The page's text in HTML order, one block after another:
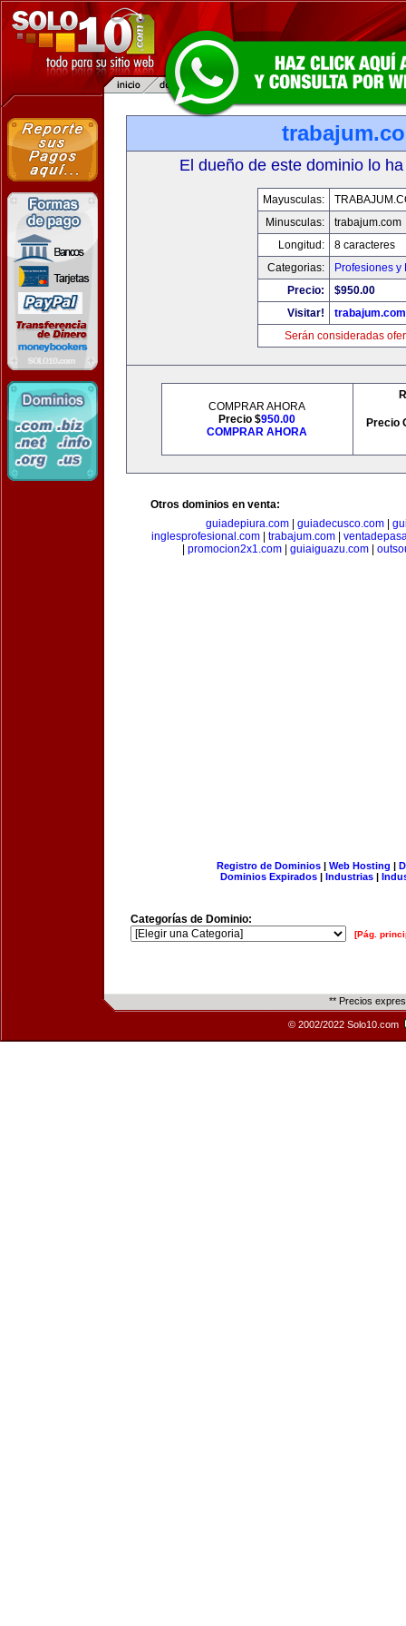
El dueño de este dominio lo
Mayusculas:
Minusculas:
trabajum.com
Longitud:
8 caracteres
Categorias:
Profesiones y
Precio:
$950.00
Visitar!
trabajum.com
Serán consideradas
COMPRAR AHORA
Precio $950.00
COMPRAR AHORA
Precio
Otros dominios en venta:
guiadepiura.com| guiadecusco.com|
inglesprofesional.com| trabajum.com|
promocion2x1.com guiaiguazu.com
Registro de Dominios| Web Hosting |
Dominios Expirados | Industrias |
Categorías de Dominio:
[Pág.
** Precios
© 2002/2022 Solo10.com